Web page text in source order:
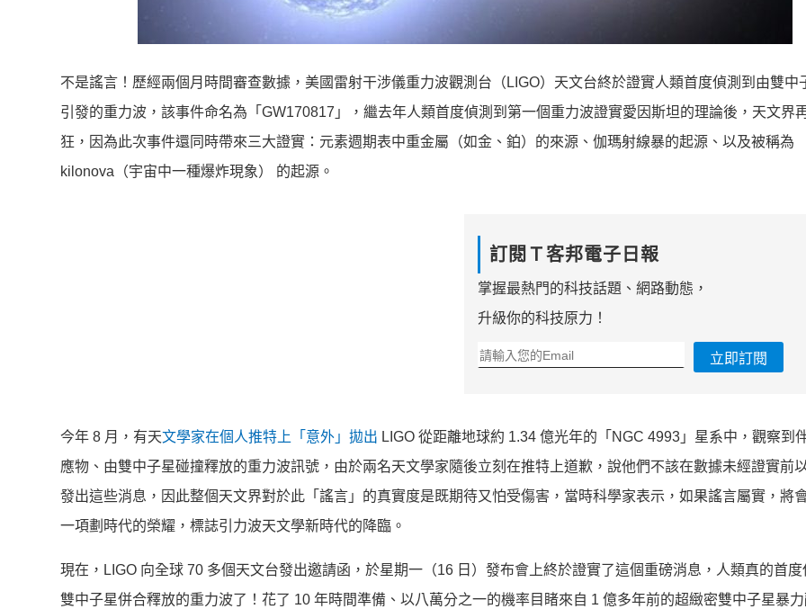
不是謠言！歷經兩個月時間審查數據，美國雷射干涉儀重力波觀測台（LIGO）天文台終於證實人類首度偵測到由雙中
引發的重力波，該事件命名為「GW170817」，繼去年人類首度偵測到第一個重力波證實愛因斯坦的理論後，天文界
狂，因為此次事件還同時帶來三大證實：元素週期表中重金屬（如金、鉑）的來源、伽瑪射線暴的起源、以及被稱為
kilonova（宇宙中一種爆炸現象） 的起源。
訂閱Ｔ客邦電子日報
掌握最熱門的科技話題、網路動態，
升級你的科技原力！
立即訂閱
今年 8 月，有天文學家在個人推特上「意外」拋出 LIGO 從距離地球約 1.34 億光年的「NGC 4993」星系中，觀察到
應物、由雙中子星碰撞釋放的重力波訊號，由於兩名天文學家隨後立刻在推特上道歉，說他們不該在數據未經證實前
發出這些消息，因此整個天文界對於此「謠言」的真實度是既期待又怕受傷害，當時科學家表示，如果謠言屬實，將
一項劃時代的榮耀，標誌引力波天文學新時代的降臨。
現在，LIGO 向全球 70 多個天文台發出邀請函，於星期一（16 日）發布會上終於證實了這個重磅消息，人類真的首度
雙中子星併合釋放的重力波了！花了 10 年時間準備、以八萬分之一的機率目睹來自 1 億多年前的超緻密雙中子星暴